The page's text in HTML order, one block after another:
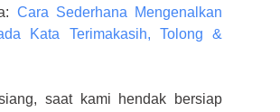
Cara Sederhana Mengenalkan
Kata Terimakasih, Tolong &
saat kami hendak bersiap